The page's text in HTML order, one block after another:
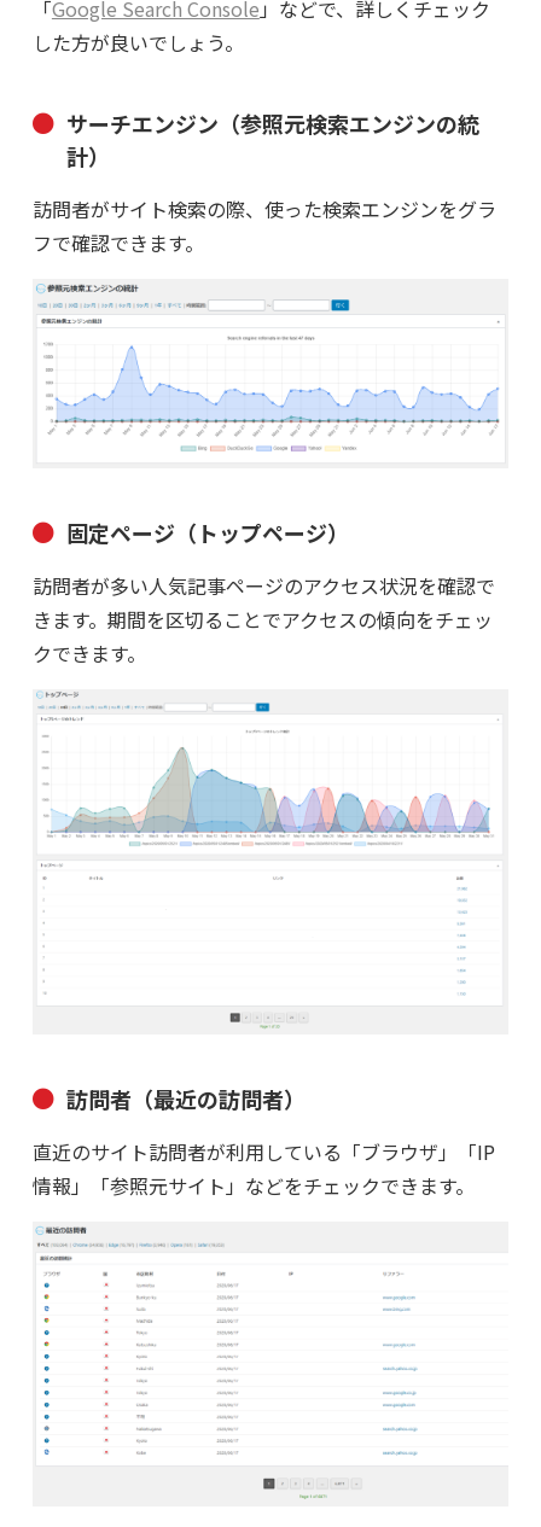
「Google Search Console 」などで、詳しくチェック
した方が良いでしょう。
サーチエンジン（参照元検索エンジンの統
計）
訪問者がサイト検索の際、使った検索エンジンをグラ
フで確認できます。
固定ページ（トップページ）
訪問者が多い人気記事ページのアクセス状況を確認で
きます。期間を区切ることでアクセスの傾向をチェッ
クできます。
訪問者（最近の訪問者）
直近のサイト訪問者が利用している「ブラウザ」「IP
情報」「参照元サイト」などをチェックできます。